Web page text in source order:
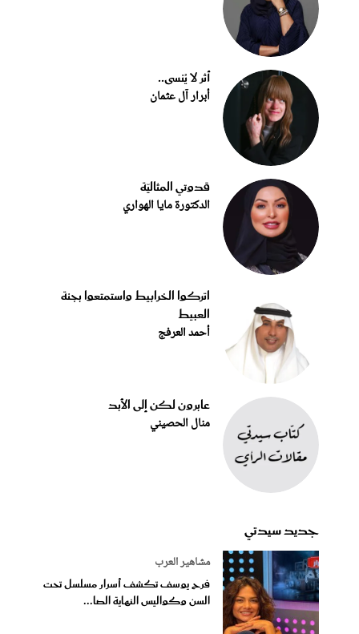
أثر لا يُنسى..
أبرار آل عثمان
قدوتي المثاليّة
الدكتورة مايا الهواري
اتركوا الخرابيط واستمتعوا بجنة
العبيط
أحمد العرفج
عابرون لكن إلى الأبد
منال الحصيني
جديد سيدتي
مشاهير العرب
فرح يوسف تكشف أسرار مسلسل تحت
السن وكواليس النهاية الصا...